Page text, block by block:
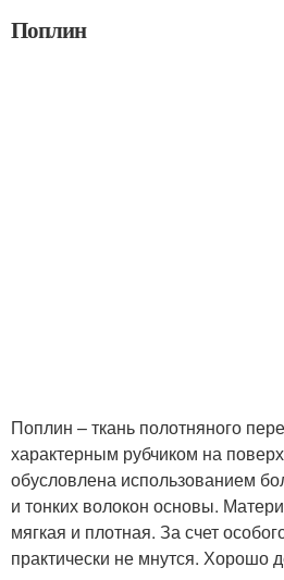
Поплин
Поплин – ткань полотняного
характерным рубчиком на
обусловлена использованием
и тонких волокон основы.
мягкая и плотная. За счет
практически не мнутся. Хорошо